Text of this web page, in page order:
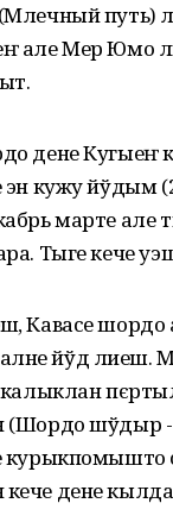
путь)
але Мер Юмо
дене Кугыеҥ
кужу йўдым
марте але
Тыге кече
Кавасе
йўд лиеш.
(Шордо шўдыр
дене